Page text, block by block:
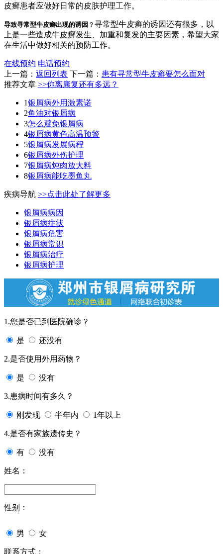
皮癣患者应做好日常的皮肤护理工作。
导致寻常型牛皮癣出现的诱因 ？ 寻常型牛皮癣的诱因还有很多，以
上是一些造成牛皮癣发生、加重和复发的主要因素，希望大家
在生活中做好相关的预防工作。
在线预约 电话预约
上一篇： 返回列表 下一篇： 患有寻常型牛皮癣要怎么面对
推荐文章 >>你离康复还有多远？
1银屑病外用激素诺
2鱼油对银屑病
3怎么避免银屑病
4银屑病黄色高温预警
5银屑病发展病程
6银屑病外伤护理
7银屑病炖肉放大料
8银屑病能吃墨鱼丸
疾病导航 >>点击此处了解更多
银屑病病因
银屑病症状
银屑病危害
银屑病常识
银屑病治疗
银屑病护理
1.您是否已到医院确诊？
是 还没有
2.是否使用外用药物？
是 没有
3.患病时间有多久？
刚发现 半年内 1年以上
4.是否有家族遗传史？
有 没有
姓名：
性别：
男 女
联系方式：